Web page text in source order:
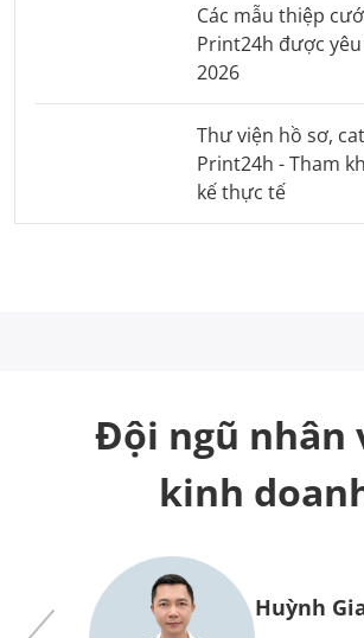
Các mẫu thiệp
Print24h được
2026
Thư viện hồ sơ,
Print24h - Tham
kế thực tế
Đội ngũ nhân
kinh
Huỳnh